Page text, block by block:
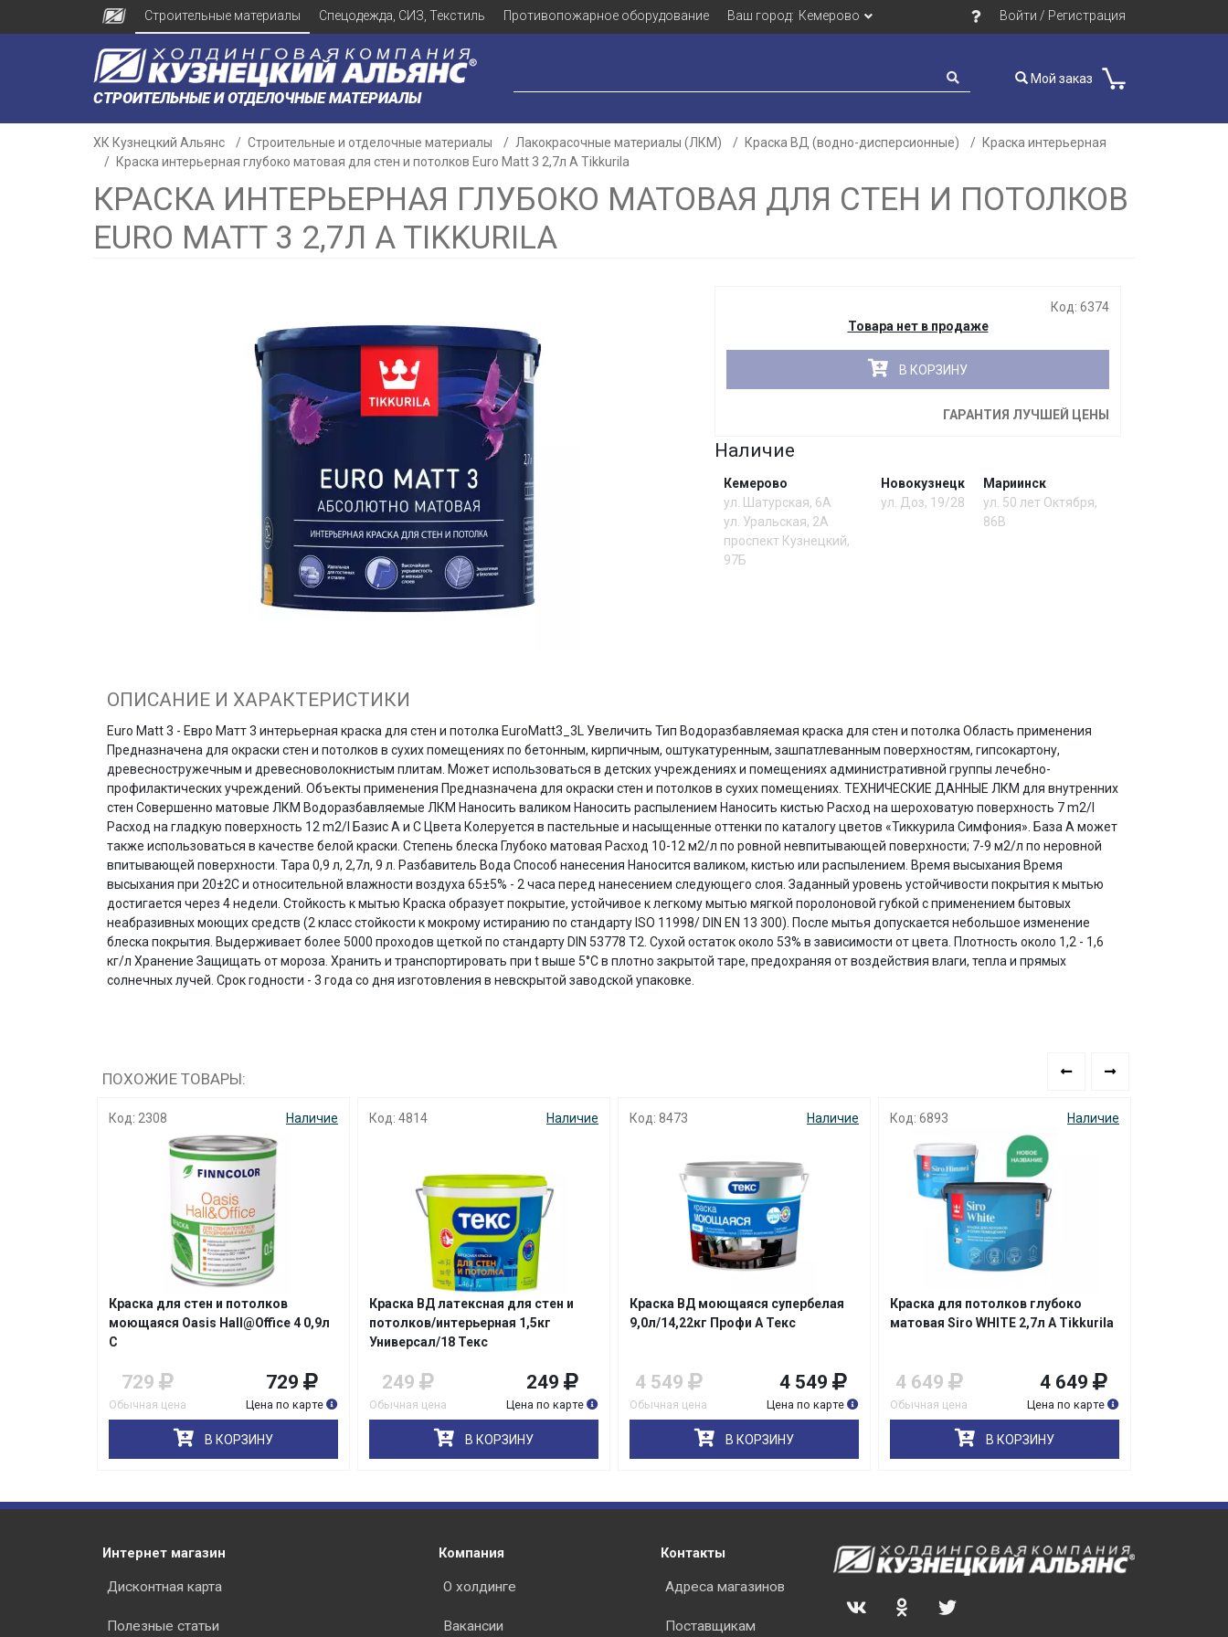
Строительные материалы Спецодежда, СИЗ, Текстиль Противопожарное оборудование Ваш город: Кемерово Войти / Регистрация
СТРОИТЕЛЬНЫЕ И ОТДЕЛОЧНЫЕ МАТЕРИАЛЫ
Мой заказ
ХК Кузнецкий Альянс Строительные и отделочные материалы Лакокрасочные материалы (ЛКМ) Краска ВД (водно-дисперсионные)
Краска интерьерная
Краска интерьерная глубоко матовая для стен и потолков Euro Matt 3 2,7л A Tikkurila
КРАСКА ИНТЕРЬЕРНАЯ ГЛУБОКО МАТОВАЯ ДЛЯ СТЕН И ПОТОЛКОВ
EURO MATT 3 2,7Л A TIKKURILA
Код: 6374
Товара нет в продаже
В КОРЗИНУ
ГАРАНТИЯ ЛУЧШЕЙ ЦЕНЫ
Наличие
Кемерово
ул. Шатурская, 6А
ул. Уральская, 2А
проспект Кузнецкий,
97Б
Новокузнецк
ул. Доз, 19/28
Мариинск
ул. 50 лет Октября,
86В
ОПИСАНИЕ И ХАРАКТЕРИСТИКИ
Euro Matt 3 - Евро Матт 3 интерьерная краска для стен и потолка EuroMatt3_3L Увеличить Тип Водоразбавляемая краска для стен и потолка Область применения
Предназначена для окраски стен и потолков в сухих помещениях по бетонным, кирпичным, оштукатуренным, зашпатлеванным поверхностям, гипсокартону,
древесностружечным и древесноволокнистым плитам. Может использоваться в детских учреждениях и помещениях административной группы лечебно-
профилактических учреждений. Объекты применения Предназначена для окраски стен и потолков в сухих помещениях. ТЕХНИЧЕСКИЕ ДАННЫЕ ЛКМ для внутренних
стен Совершенно матовые ЛКМ Водоразбавляемые ЛКМ Наносить валиком Наносить распылением Наносить кистью Расход на шероховатую поверхность 7 m2/l
Расход на гладкую поверхность 12 m2/l Базис A и C Цвета Колеруется в пастельные и насыщенные оттенки по каталогу цветов «Тиккурила Симфония». База A может
также использоваться в качестве белой краски. Степень блеска Глубоко матовая Расход 10-12 м2/л по ровной невпитывающей поверхности; 7-9 м2/л по неровной
впитывающей поверхности. Тара 0,9 л, 2,7л, 9 л. Разбавитель Вода Способ нанесения Наносится валиком, кистью или распылением. Время высыхания Время
высыхания при 20±2C и относительной влажности воздуха 65±5% - 2 часа перед нанесением следующего слоя. Заданный уровень устойчивости покрытия к мытью
достигается через 4 недели. Стойкость к мытью Краска образует покрытие, устойчивое к легкому мытью мягкой поролоновой губкой с применением бытовых
неабразивных моющих средств (2 класс стойкости к мокрому истиранию по стандарту ISO 11998/ DIN EN 13 300). После мытья допускается небольшое изменение
блеска покрытия. Выдерживает более 5000 проходов щеткой по стандарту DIN 53778 Т2. Сухой остаток около 53% в зависимости от цвета. Плотность около 1,2 - 1,6
кг/л Хранение Защищать от мороза. Хранить и транспортировать при t выше 5°C в плотно закрытой таре, предохраняя от воздействия влаги, тепла и прямых
солнечных лучей. Срок годности - 3 года со дня изготовления в невскрытой заводской упаковке.
ПОХОЖИЕ ТОВАРЫ:
Код: 2308 Наличие
Краска для стен и потолков
моющаяся Oasis Hall@Office 4 0,9л
С
729
Обычная цена
729
Цена по карте
В КОРЗИНУ
Код: 4814 Наличие
Краска ВД латексная для стен и
потолков/интерьерная 1,5кг
Универсал/18 Текс
249
Обычная цена
249
Цена по карте
В КОРЗИНУ
Код: 8473 Наличие
Краска ВД моющаяся супербелая
9,0л/14,22кг Профи А Текс
4 549
Обычная цена
4 549
Цена по карте
В КОРЗИНУ
Код: 6893 Наличие
Краска для потолков глубоко
матовая Siro WHITE 2,7л A Tikkurila
4 649
Обычная цена
4 649
Цена по карте
В КОРЗИНУ
Для клиентов всех банков
на части
График платежей
25%
Добавляйте товары
Получайте товар выбранный способом
Оставшиеся75% будутсписываться
с вашей картыпо25%каждые 2 недели
Подробнее об оплате Плайтом
Интернет магазин
Дисконтная карта
Полезные статьи
Компания
О холдинге
Вакансии
Контакты
Адреса магазинов
Поставщикам